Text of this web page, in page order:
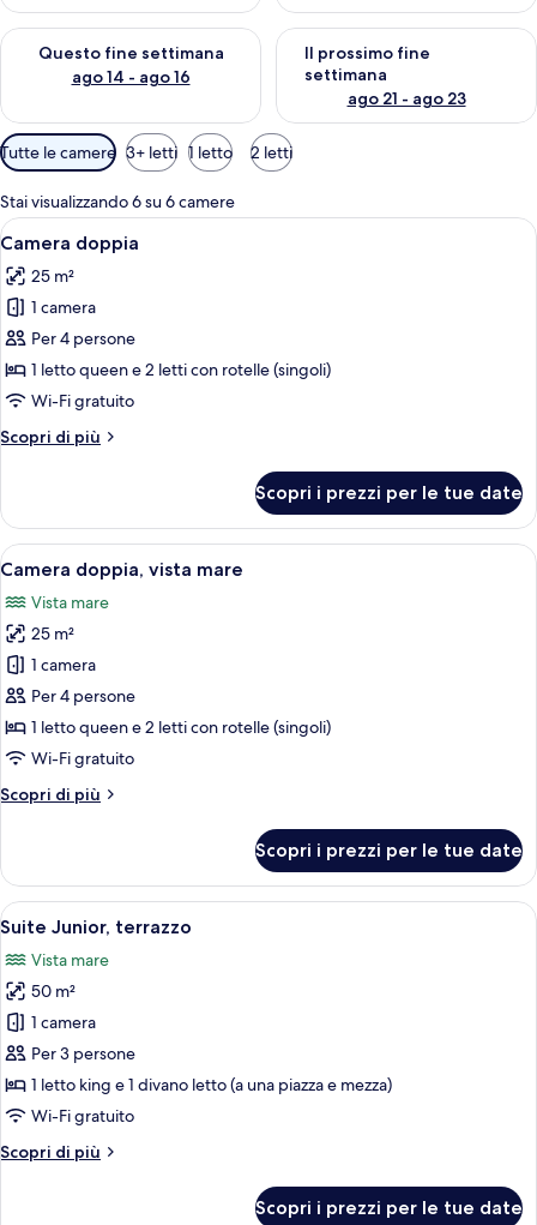
Questo fine settimana
ago 14 - ago 16
Verifica la disponibilità per questo fine settimana, ago 14 -
Il prossimo fine
settimana
ago 21 - ago 23
Verifica la disponibilità per il
Filtri
disponibili
per
le
camere
Tutte le camere 3+ letti 1 letto 2 letti
Stai visualizzando 6 su 6 camere
Apri
tutte
le
foto
per
Camera
doppia
Una camera d'albergo con un letto,
11
Camera doppia
25 m²
1 camera
Per 4 persone
1 letto queen e 2 letti con rotelle (singoli)
Wi-Fi gratuito
Scopri di più
Altri
doppia
Scopri i prezzi per le tue date
Apri
tutte
le
foto
per
Camera
doppia,
vista
Camera d'albergo con un letto, una
11
Camera doppia, vista mare
Vista mare
25 m²
1 camera
Per 4 persone
1 letto queen e 2 letti con rotelle (singoli)
Wi-Fi gratuito
Scopri di più
Altri
doppia,
vista
mare
Scopri i prezzi per le tue date
Apri
tutte
le
foto
per
Suite
Junior,
terrazzo
Un letto rifatto con cura, un
10
Suite Junior, terrazzo
Vista mare
50 m²
1 camera
Per 3 persone
1 letto king e 1 divano letto (a una piazza e mezza)
Wi-Fi gratuito
Scopri di più
Altri
Scopri i prezzi per le tue date